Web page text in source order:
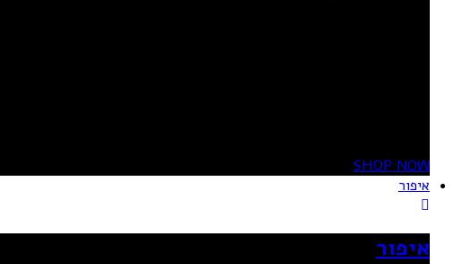
SHOP NOW
איפור
איפור